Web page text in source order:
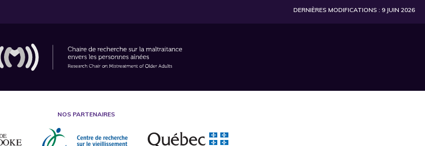
DERNIÈRES MODIFICATIONS : 9 JUIN 2026
NOS PARTENAIRES